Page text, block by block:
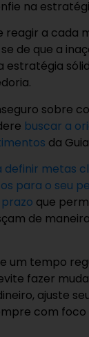
na
reagir a cada
de que a
estratégia
sobre
buscar a
da
definir metas
para o seu
que
de
um tempo
fazer
ajuste
com